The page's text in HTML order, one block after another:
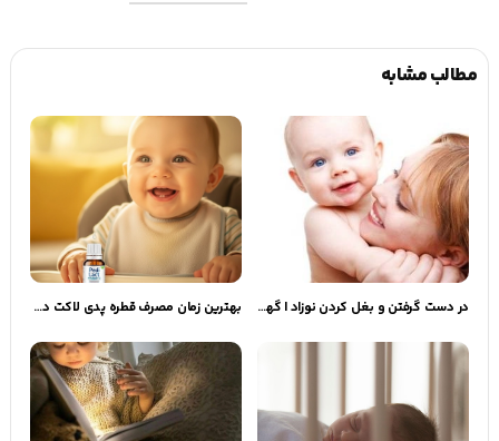
مطالب مشابه
در دست گرفتن و بغل کردن نوزاد | گهوارک بهترین زمان مصرف قطره پدی لاکت در طول روز